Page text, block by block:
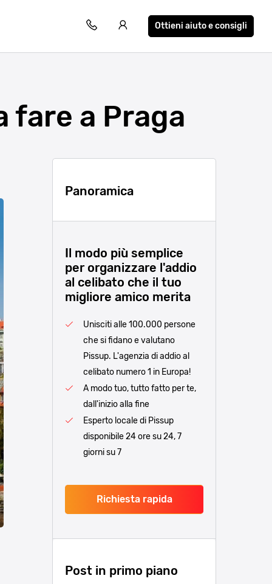
Ottieni aiuto e consigli
a Praga
Panoramica
Il modo più semplice
per organizzare l'addio
al celibato che il tuo
migliore amico merita
Unisciti alle 100.000 persone
che si fidano e valutano
Pissup. L'agenzia di addio al
celibato numero 1 in Europa!
A modo tuo, tutto fatto per te,
dall'inizio alla fine
Esperto locale di Pissup
disponibile 24 ore su 24, 7
giorni su 7
Richiesta rapida
Post in primo piano